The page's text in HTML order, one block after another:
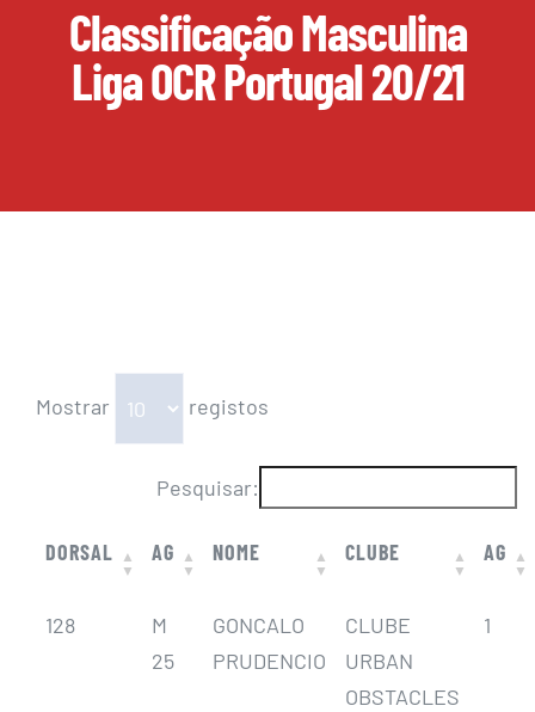
Classificação Masculina
Liga OCR Portugal 20/21
Mostrar registos
Pesquisar:
DORSAL AG NOME CLUBE AG
128
M
25
GONCALO
PRUDENCIO
CLUBE
URBAN
OBSTACLES
1